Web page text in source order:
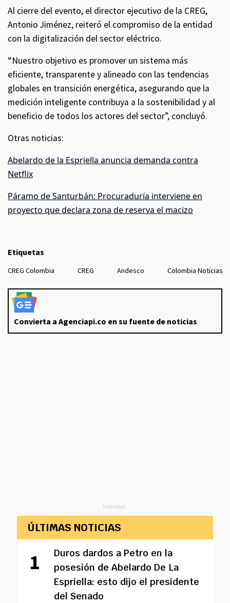
Al cierre del evento, el director ejecutivo de la CREG,
Antonio Jiménez, reiteró el compromiso de la entidad
con la digitalización del sector eléctrico.
“Nuestro objetivo es promover un sistema más
eficiente, transparente y alineado con las tendencias
globales en transición energética, asegurando que la
medición inteligente contribuya a la sostenibilidad y al
beneficio de todos los actores del sector”, concluyó.
Otras noticias:
Abelardo de la Espriella anuncia demanda contra
Netflix
Páramo de Santurbán: Procuraduría interviene en
proyecto que declara zona de reserva el macizo
Etiquetas
CREG Colombia CREG Andesco Colombia Noticias
Convierta a Agenciapi.co en su fuente de noticias
Publicidad
ÚLTIMAS NOTICIAS
Duros dardos a Petro en la
posesión de Abelardo De La
Espriella: esto dijo el presidente
del Senado